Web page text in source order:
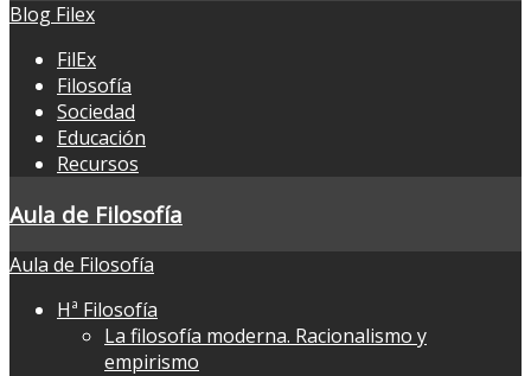
Blog Filex
FilEx
Filosofía
Sociedad
Educación
Recursos
Aula de Filosofía
Aula de Filosofía
Hª Filosofía
La filosofía moderna. Racionalismo y
empirismo